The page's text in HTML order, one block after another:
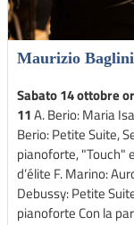
Maurizio
Sabato 14 ottobre
11A. Berio: Maria
Berio: Petite Suite,
pianoforte, "Touch"
d’élite F. Marino:
Debussy: Petite
pianoforte Con la